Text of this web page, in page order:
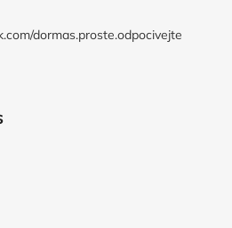
dormas.proste.odpocivejte